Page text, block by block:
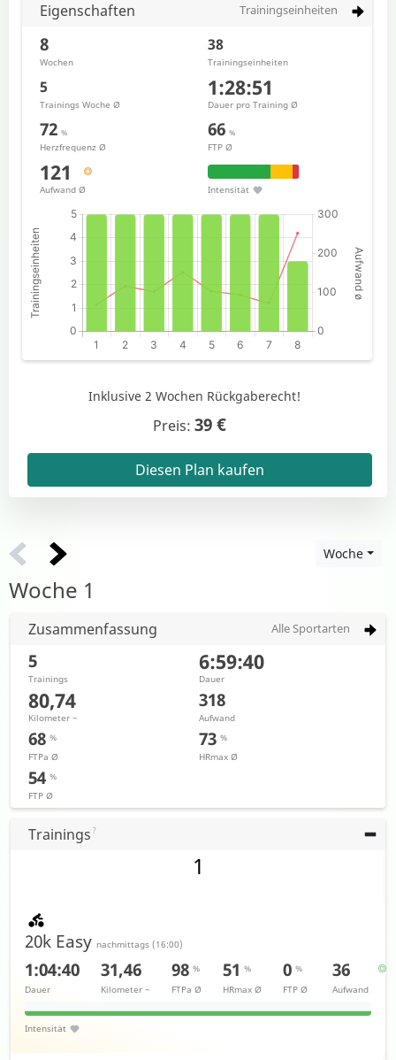
Eigenschaften Trainingseinheiten
8
Wochen
38
Trainingseinheiten
5
Trainings Woche Ø
1:28:51
Dauer pro Training Ø
72 %
Herzfrequenz Ø
66 %
FTP Ø
121
Aufwand Ø Intensität
Inklusive 2 Wochen Rückgaberecht!
Preis: 39 €
Diesen Plan kaufen
Woche 1
Woche
Zusammenfassung Alle Sportarten
5
Trainings
6:59:40
Dauer
80,74
Kilometer ~
318
Aufwand
68 %
FTPa Ø
73 %
HRmaxØ
54 %
FTP Ø
Trainings
1
20k Easy nachmittags (16:00)
1:04:40
Dauer
31,46
Kilometer ~
98 %
FTPa Ø
51 %
HRmax Ø
0 %
FTP Ø
36
Aufwand
Intensität